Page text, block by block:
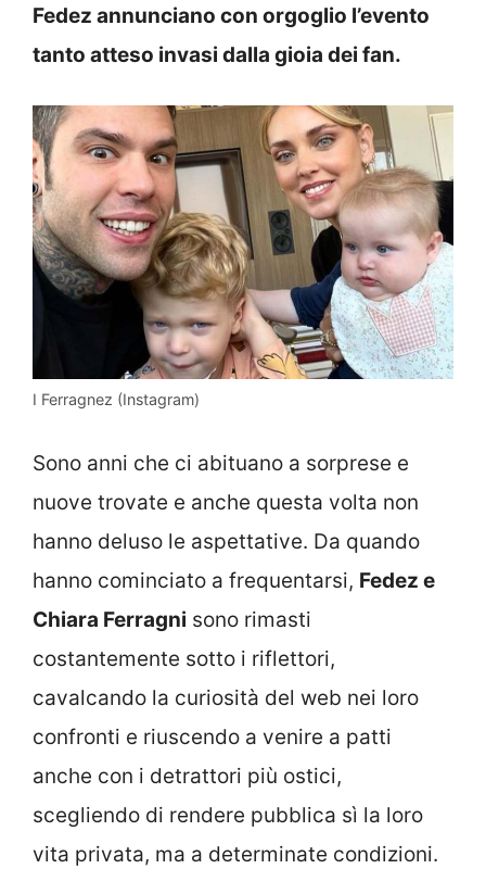
Fedez annunciano con orgoglio l’evento
tanto atteso invasi dalla gioia dei fan.
I Ferragnez (Instagram)
Sono anni che ci abituano a sorprese e
nuove trovate e anche questa volta non
hanno deluso le aspettative. Da quando
hanno cominciato a frequentarsi, Fedez e
Chiara Ferragni sono rimasti
costantemente sotto i riflettori,
cavalcando la curiosità del web nei loro
confronti e riuscendo a venire a patti
anche con i detrattori più ostici,
scegliendo di rendere pubblica sì la loro
vita privata, ma a determinate condizioni.